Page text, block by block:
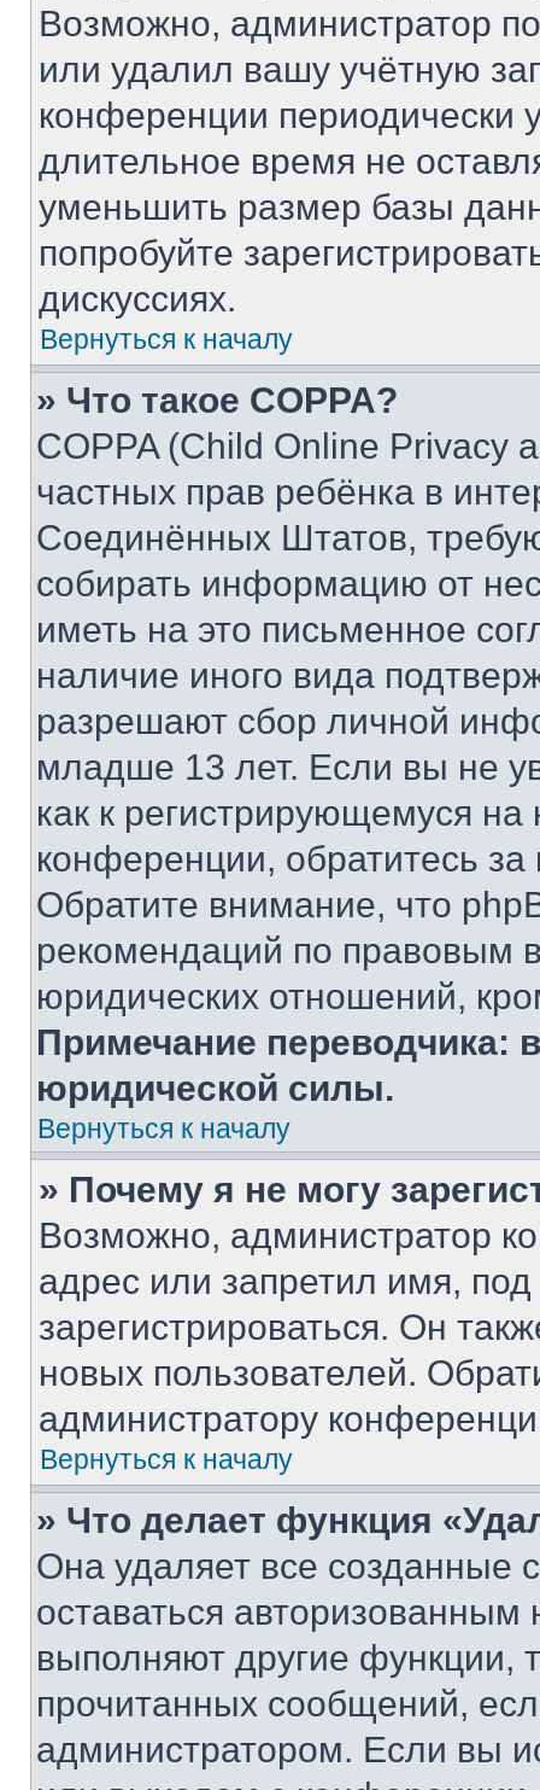
Возможно, администратор
или удалил вашу учётную
конференции периодически
длительное время не
уменьшить размер базы
попробуйте
дискуссиях.
Вернуться к началу
» Что такое COPPA?
COPPA (Child Online Privacy
частных прав ребёнка в
Соединённых Штатов,
собирать информацию от
иметь на это письменное
наличие иного вида
разрешают сбор личной
младше 13 лет. Если вы не
как к регистрирующемуся
конференции, обратитесь
Обратите внимание, что
рекомендаций по правовым
юридических отношений,
Примечание переводчика:
юридической силы.
Вернуться к началу
» Почему я не могу
Возможно, администратор
адрес или запретил имя,
зарегистрироваться. Он
новых пользователей.
администратору
Вернуться к началу
» Что делает функция
Она удаляет все созданные
оставаться
выполняют другие функции,
прочитанных сообщений,
администратором. Если вы